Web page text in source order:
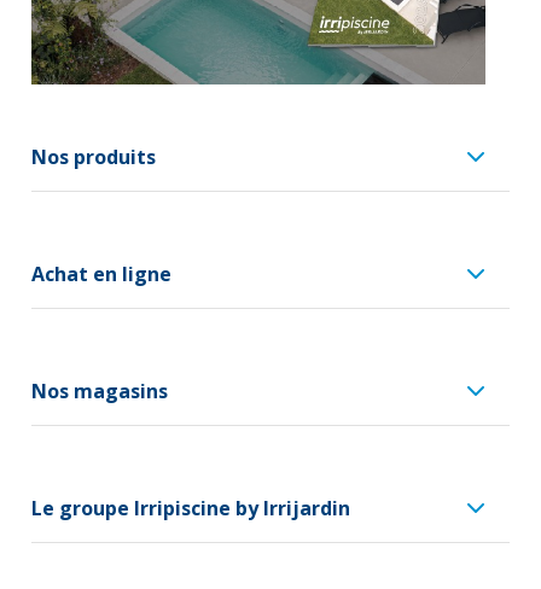
Nos produits
Achat en ligne
Nos magasins
Le groupe Irripiscine by Irrijardin